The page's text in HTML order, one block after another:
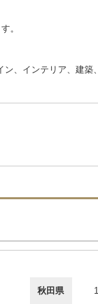
。
、インテリア、建築
秋田県